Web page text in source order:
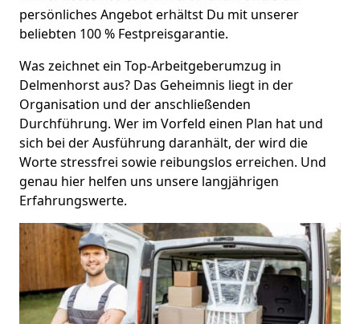
persönliches Angebot erhältst Du mit unserer
beliebten 100 % Festpreisgarantie.
Was zeichnet ein Top-Arbeitgeberumzug in
Delmenhorst aus? Das Geheimnis liegt in der
Organisation und der anschließenden
Durchführung. Wer im Vorfeld einen Plan hat und
sich bei der Ausführung daranhält, der wird die
Worte stressfrei sowie reibungslos erreichen. Und
genau hier helfen uns unsere langjährigen
Erfahrungswerte.